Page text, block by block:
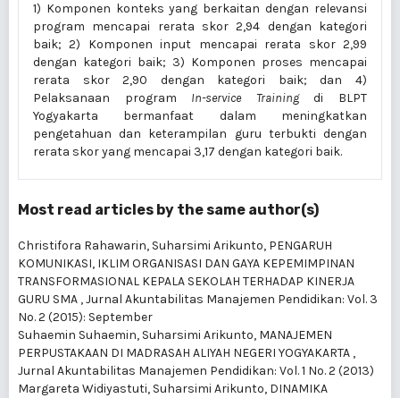
1) Komponen konteks yang berkaitan dengan relevansi
program mencapai rerata skor 2,94 dengan kategori
baik; 2) Komponen input mencapai rerata skor 2,99
dengan kategori baik; 3) Komponen proses mencapai
rerata skor 2,90 dengan kategori baik; dan 4)
Pelaksanaan program In-service Trainingdi BLPT
Yogyakarta bermanfaat dalam meningkatkan
pengetahuan dan keterampilan guru terbukti dengan
rerata skor yang mencapai 3,17 dengan kategori baik.
Most read articles by the same author(s)
Christifora Rahawarin, Suharsimi Arikunto, PENGARUH
KOMUNIKASI, IKLIM ORGANISASI DAN GAYA KEPEMIMPINAN
TRANSFORMASIONAL KEPALA SEKOLAH TERHADAP KINERJA
GURU SMA ,Jurnal Akuntabilitas Manajemen Pendidikan: Vol. 3
No. 2 (2015): September
Suhaemin Suhaemin, Suharsimi Arikunto, MANAJEMEN
PERPUSTAKAAN DI MADRASAH ALIYAH NEGERI YOGYAKARTA ,
Jurnal Akuntabilitas Manajemen Pendidikan: Vol. 1 No. 2 (2013)
Margareta Widiyastuti, Suharsimi Arikunto, DINAMIKA